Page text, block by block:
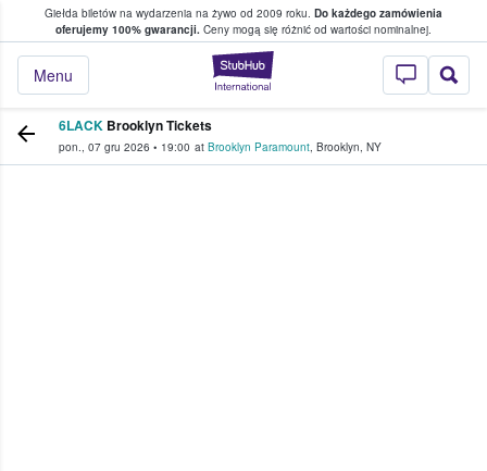
Giełda biletów na wydarzenia na żywo od 2009 roku. Do każdego zamówienia
oferujemy 100% gwarancji. Ceny mogą się różnić od wartości nominalnej.
StubHub —
Menu
w którym fani i kibice kupują i
6LACK Brooklyn Tickets
pon., 07 gru 2026 • 19:00 at Brooklyn Paramount, Brooklyn, NY